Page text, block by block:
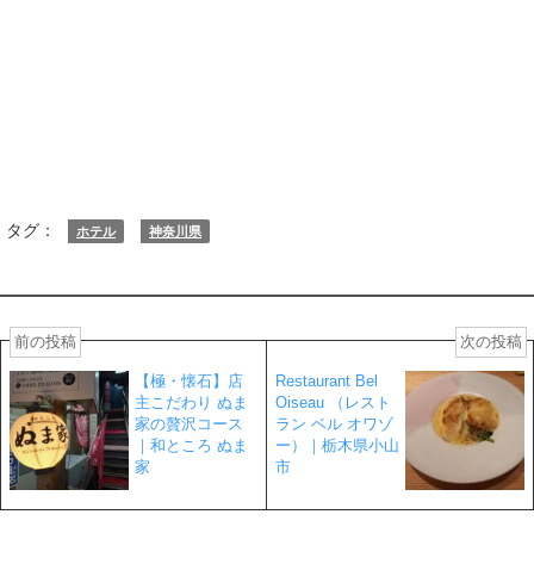
タグ： ホテル 神奈川県
前の投稿
【極・懐石】店
主こだわり ぬま
家の贅沢コース
｜和ところ ぬま
家
次の投稿
Restaurant Bel
Oiseau （レスト
ラン ベル オワゾ
ー）｜栃木県小山
市